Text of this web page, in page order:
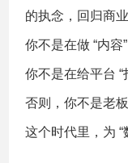
的执念，回归商业
你不是在做 “内容
你不是在给平台 “
否则，你不是老
这个时代里，为